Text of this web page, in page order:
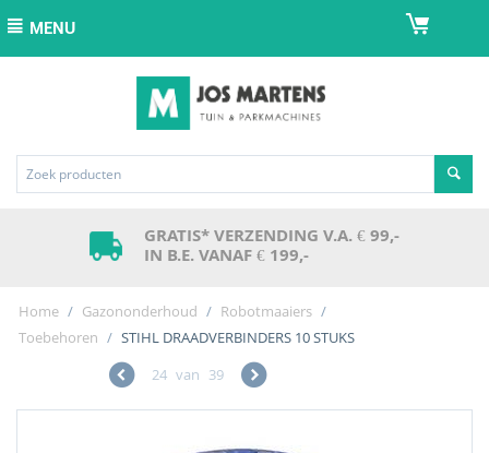
MENU
GRATIS* VERZENDING V.A. € 99,-
IN B.E. VANAF € 199,-
Home / Gazononderhoud / Robotmaaiers /
Toebehoren / STIHL DRAADVERBINDERS 10 STUKS
24 van 39